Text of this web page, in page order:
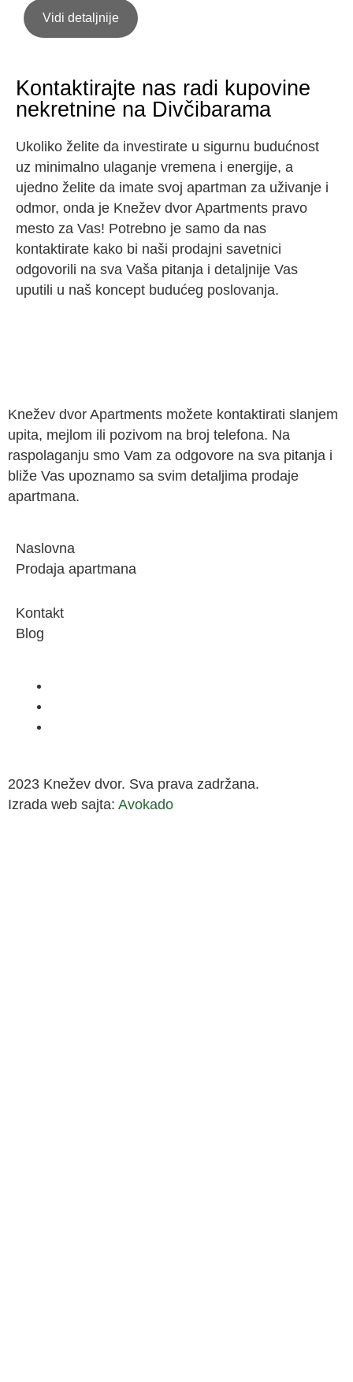
Vidi detaljnije
Kontaktirajte nas radi kupovine
nekretnine na Divčibarama​
Ukoliko želite da investirate u sigurnu budućnost
uz minimalno ulaganje vremena i energije, a
ujedno želite da imate svoj apartman za uživanje i
odmor, onda je Knežev dvor Apartments pravo
mesto za Vas! Potrebno je samo da nas
kontaktirate kako bi naši prodajni savetnici
odgovorili na sva Vaša pitanja i detaljnije Vas
uputili u naš koncept budućeg poslovanja.
Knežev dvor Apartments možete kontaktirati slanjem
upita, mejlom ili pozivom na broj telefona. Na
raspolaganju smo Vam za odgovore na sva pitanja i
bliže Vas upoznamo sa svim detaljima prodaje
apartmana.
Naslovna
Prodaja apartmana
Kontakt
Blog
2023 Knežev dvor. Sva prava zadržana.
Izrada web sajta: Avokado